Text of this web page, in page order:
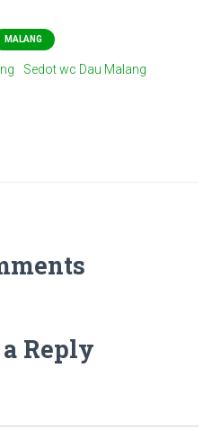
MALANG
Sedot wc Dau Malang
Reply